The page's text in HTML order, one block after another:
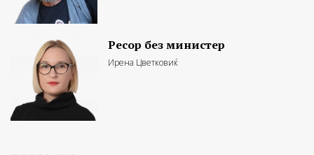
Ресор без министер
Ирена Цветковиќ